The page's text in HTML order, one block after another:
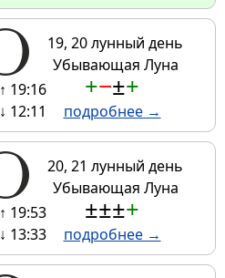
19, 20 лунный день
Убывающая Луна
↑ 19:16
↓ 12:11
+−±+
подробнее →
20, 21 лунный день
Убывающая Луна
↑ 19:53
↓ 13:33
±±±+
подробнее →